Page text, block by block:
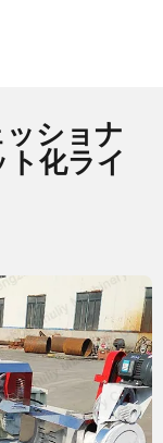
ショナ
化ライ